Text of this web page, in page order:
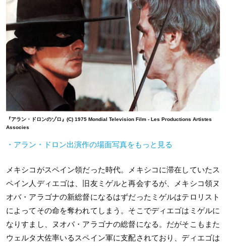
『アラン・ドロンのゾロ』(C) 1975 Mondial Television Film - Les Productions Artistes
Associes
・アラン・ドロン出演作の場面写真をもっと見る
メキシコがスペイン領だった時代。メキシコに滞在していたス
ペイン人ディエゴは、旧友ミゲルと再会するが、メキシコ領ヌ
オバ・アラゴナの新総督になるはずだったミゲルはテロリスト
によってその命を奪われてしまう。そこでディエゴはミゲルに
なりすまし、ヌオバ・アラゴナの総督になる。だがそこもまた
ウェルタ大佐率いるスペイン軍に支配されており、ディエゴは